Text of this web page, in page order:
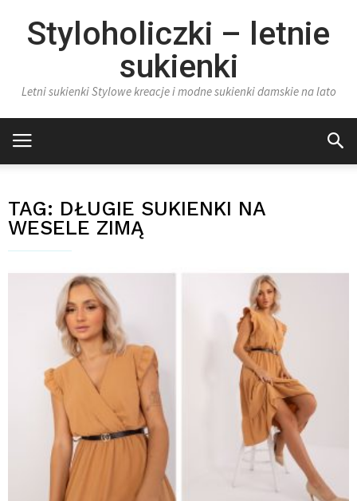
Styloholiczki – letnie
sukienki
Letni sukienki Stylowe kreacje i modne sukienki damskie na lato
TAG: DŁUGIE SUKIENKI NA
WESELE ZIMĄ